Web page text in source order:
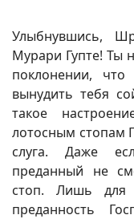
Улыбнувшись,
Мурари Гупте! Ты
поклонении,
вынудить тебя
такое
лотосным стопам
слуга. Даже
преданный не
стоп. Лишь для
преданность